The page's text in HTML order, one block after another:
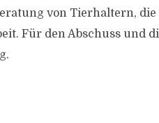
von Tierhaltern,
Für den Abschuss und